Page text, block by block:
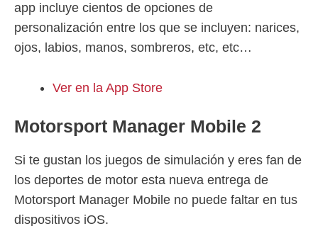
app incluye cientos de opciones de
personalización entre los que se incluyen: narices,
ojos, labios, manos, sombreros, etc, etc…
Ver en la App Store
Motorsport Manager Mobile 2
Si te gustan los juegos de simulación y eres fan de
los deportes de motor esta nueva entrega de
Motorsport Manager Mobile no puede faltar en tus
dispositivos iOS.